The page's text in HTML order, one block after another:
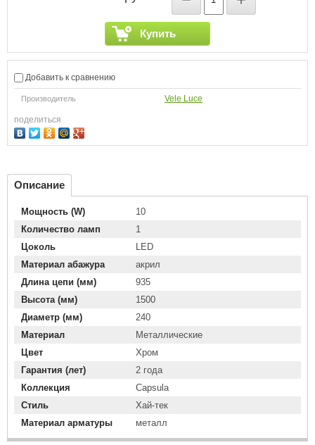
Купить
Добавить к сравнению
Производитель Vele Luce
поделиться
Описание
Мощность (W)
10
Количество ламп
1
Цоколь
LED
Материал абажура
акрил
Длина цепи (мм)
935
Высота (мм)
1500
Диаметр (мм)
240
Материал
Металлические
Цвет
Хром
Гарантия (лет)
2 года
Коллекция
Capsula
Стиль
Хай-тек
Материал арматуры
металл